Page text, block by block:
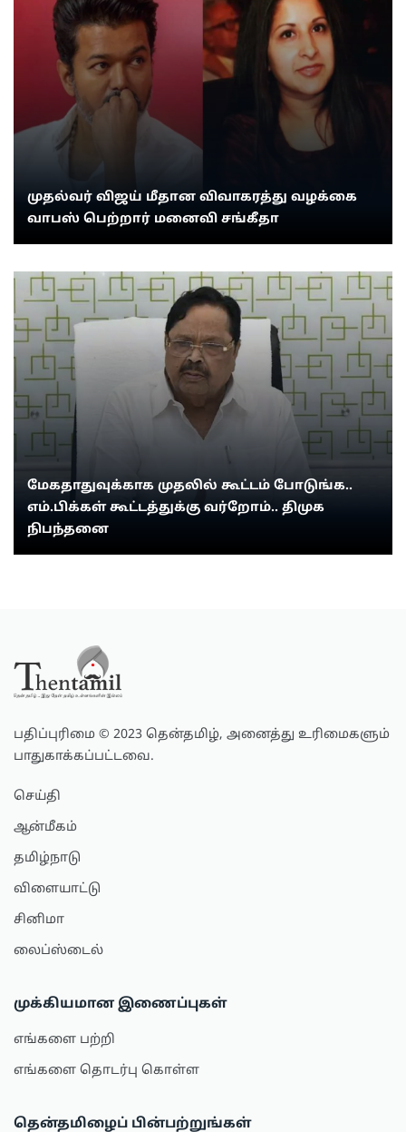
முதல்வர் விஜய் மீதான விவாகரத்து வழக்கை
வாபஸ் பெற்றார் மனைவி சங்கீதா
மேகதாதுவுக்காக முதலில் கூட்டம் போடுங்க..
எம்.பிக்கள் கூட்டத்துக்கு வர்றோம்.. திமுக
நிபந்தனை
பதிப்புரிமை © 2023 தென்தமிழ், அனைத்து உரிமைகளும்
பாதுகாக்கப்பட்டவை.
செய்தி
ஆன்மீகம்
தமிழ்நாடு
விளையாட்டு
சினிமா
லைப்ஸ்டைல்
முக்கியமான இணைப்புகள்
எங்களை பற்றி
எங்களை தொடர்பு கொள்ள
தென்தமிழைப் பின்பற்றுங்கள்